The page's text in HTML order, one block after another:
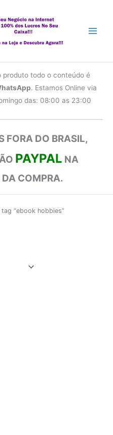
produto todo o conteúdo é
. Estamos Online via
das: 08:00 as 23:00
FORA DO BRASIL,
PAYPAL NA
COMPRA.
“ebook hobbies”